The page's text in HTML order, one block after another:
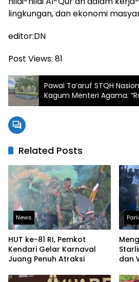
lingkungan, dan ekonomi
editor:DN
Post Views: 81
Pawai Ta’aruf STQH
Kagum Menteri Agama:
MTQ, Inilah Hebatnya
Related Posts
News
HUT ke-81 RI, Pemkot
Kendari Gelar Karnaval
Juang Penuh Atraksi
dan